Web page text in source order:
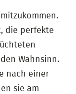
die perfekte
Wahnsinn.
nach einer
sie am